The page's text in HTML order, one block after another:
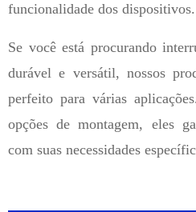
funcionalidade dos dispositivos.
Se você está procurando
durável e versátil, nossos
perfeito para várias
opções de montagem, eles
com suas necessidades